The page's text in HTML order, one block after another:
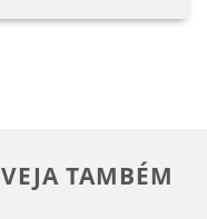
VEJA TAMBÉM